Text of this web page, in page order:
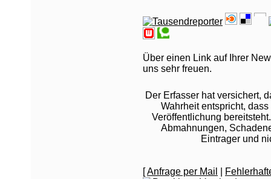
Über einen Link auf Ihrer
uns sehr freuen.
Der Erfasser hat versichert,
Wahrheit entspricht,
Veröffentlichung
Abmahnungen,
Eintrager und
[Anfrage per Mail